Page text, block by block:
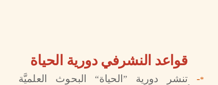
قواعد النشرفي دورية الحياة
*
- تنشر دورية ” الحياة“ البحوث العلميَّة